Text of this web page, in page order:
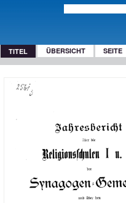
TITEL ÜBERSICHT SEITE